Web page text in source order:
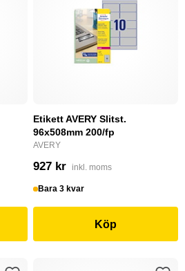
Etikett AVERY Slitst.
96x508mm 200/fp
AVERY
927 kr inkl. moms
Bara 3 kvar
Köp